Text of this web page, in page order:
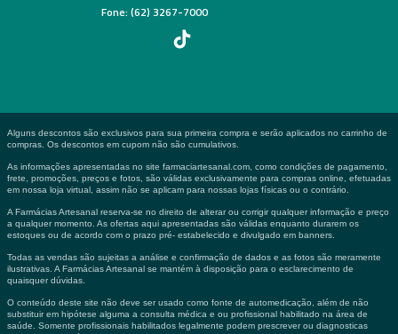
Fone: (62) 3267-7000
Alguns descontos são exclusivos para sua primeira compra e serão aplicados no carrinho de
compras. Os descontos em cupom não são cumulativos.
As informações apresentadas no site farmaciartesanal.com, como condições de pagamento,
frete, promoções, preços e fotos, são válidas exclusivamente para compras online, efetuadas
em nossa loja virtual, assim não se aplicam para nossas lojas físicas ou o contrário.
A Farmácias Artesanal reserva-se no direito de alterar ou corrigir qualquer informação e preço
a qualquer momento. As ofertas aqui apresentadas são válidas enquanto durarem os
estoques ou de acordo com o prazo pré- estabelecido e divulgado em banners.
Todas as vendas são sujeitas a análise e confirmação de dados e as fotos são meramente
ilustrativas. A Farmácias Artesanal se mantém à disposição para o esclarecimento de
quaisquer dúvidas.
O conteúdo deste site não deve ser usado como fonte de automedicação, além de não
substituir em hipótese alguma a consulta médica e ou profissional habilitado na área de
saúde. Somente profissionais habilitados legalmente podem prescrever ou diagnosticas